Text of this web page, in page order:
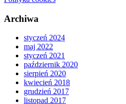
Archiwa
styczeń 2024
maj 2022
styczeń 2021
październik 2020
sierpień 2020
kwiecień 2018
grudzień 2017
listopad 2017